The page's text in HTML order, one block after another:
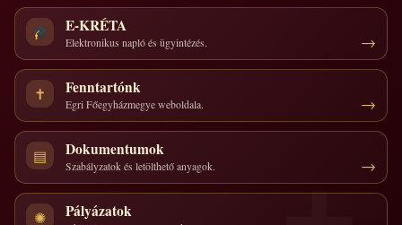
E-KRÉTA
Elektronikus napló és ügyintézés.
✝ Fenntartónk
Egri Főegyházmegye weboldala.
▤ Dokumentumok
Szabályzatok és letölthető anyagok.
✺ Pályázatok